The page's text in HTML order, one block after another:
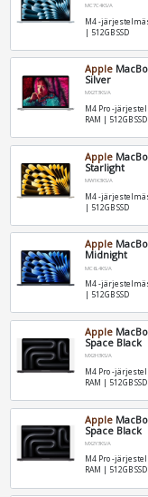
MC7C4KS/A
M4 -
| 512GB SSD
Apple
Silver
MX2T3KS/A
M4 Pro -
RAM | 512GB SSD
Apple
Starlight
MW1K3KS/A
M4 -
| 512GB SSD
Apple
Midnight
MC6L4KS/A
M4 -
| 512GB SSD
Apple
Space Black
MX2H3KS/A
M4 Pro -
RAM | 512GB SSD
Apple
Space Black
MX2Y3KS/A
M4 Pro -
RAM | 512GB SSD